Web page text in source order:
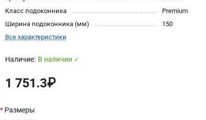
Класс подоконника
Premium
Ширина подоконника (мм)
150
Все характеристики
В наличии ✓
1 751.3₽
Размеры